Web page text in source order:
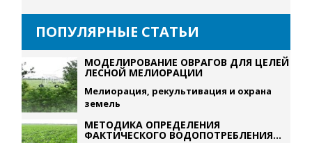
ПОПУЛЯРНЫЕ СТАТЬИ
МОДЕЛИРОВАНИЕ ОВРАГОВ ДЛЯ ЦЕЛЕЙ
ЛЕСНОЙ МЕЛИОРАЦИИ
Мелиорация, рекультивация и охрана
земель
МЕТОДИКА ОПРЕДЕЛЕНИЯ
ФАКТИЧЕСКОГО ВОДОПОТРЕБЛЕНИЯ...